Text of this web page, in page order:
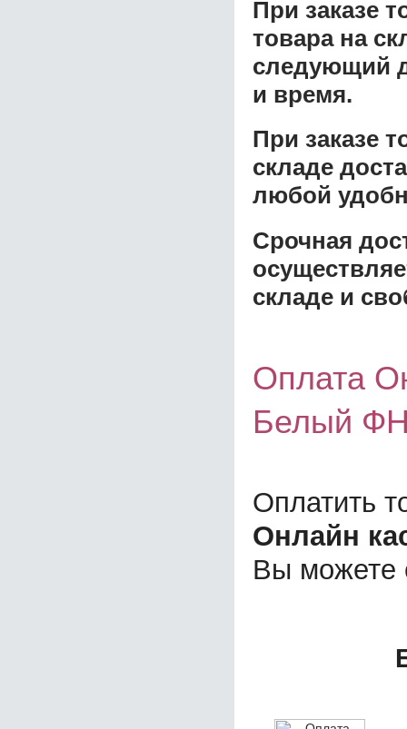
При заказе
товара на
следующий
и время.
При заказе
складе
любой
Срочная
складе и
Оплата
Белый
Оплатить
Онлайн
Вы можете